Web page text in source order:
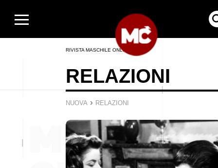
RIVISTA MASCHILE ONLINE
RELAZIONI
NUOVA › RELAZIONI